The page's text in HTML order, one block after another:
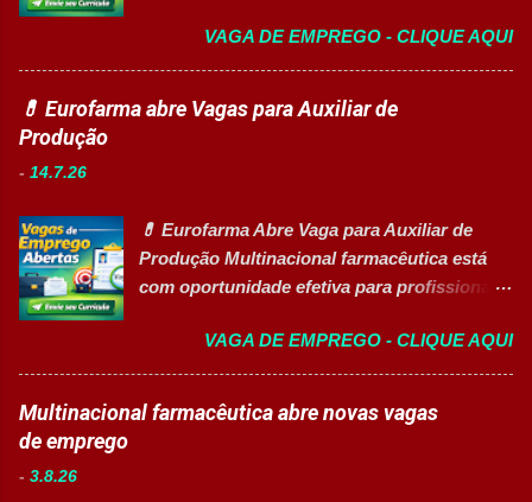
Auxiliar de Almoxarifado OEA Auxiliar de
Produção Eletricista de Manutenção II
Gerente Executivo de Engenharia Oficial de
Produção In...
AGORA Resumo da vaga Cargo: Auxiliar de
Produção I Empresa: Grupo 3Corações Tipo
de contratação: Efetivo (CLT) Modelo de
trabalho: Presencial Inscrições até: 10 de
abastecer materiais para as linhas de
produção. Separar produtos e insumos
utilizados na fabricação. Realizar paletização
o ambiente de trabalho limpo. Auxiliar
operadores nas atividades produtivas.
Comunicar anormalidades nos
VAGA DE EMPREGO - CLIQUE AQUI
💊 Eurofarma abre Vagas para Auxiliar de
Produção
- 14.7.26
💊 Eurofarma Abre Vaga para Auxiliar de
Produção Multinacional farmacêutica está
com oportunidade efetiva para profissionais
Deficiência (PcD). 🏢 Sobre a Eurofarma
Com mais de 50 anos de história , a
Eurofarma é uma multinacional brasileira
presente em 22 países , reconhecida pela
VAGA DE EMPREGO - CLIQUE AQUI
Multinacional farmacêutica abre novas vagas
de emprego
- 3.8.26